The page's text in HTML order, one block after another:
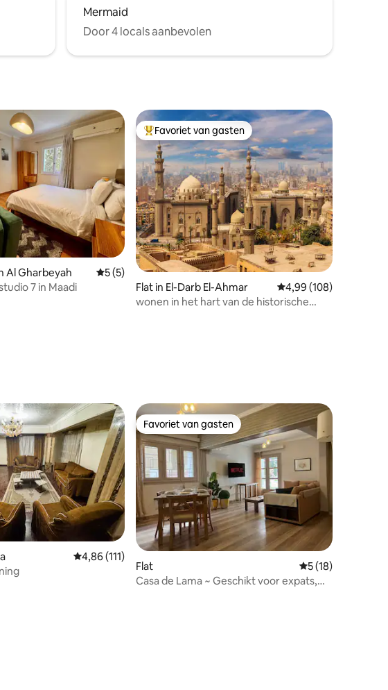
Mermaid
Door 4 locals aanbevolen
op 5, 300 recensies
Al Gharbeyah Gemiddelde beoordeling van 5 op 5, 5 recensies
5 (5)
7 in Maadi
Topfavoriet van gasten
Favoriet van gasten
Flat in El-Darb El-Ahmar Gemiddelde
4,99 (108)
wonen in het hart van de historische
op 5, 43 recensies
Gemiddelde beoordeling van 4,86 op 5, 111 recensies
4,86 (111)
Favoriet van gasten
Favoriet van gasten
Flat Gemiddelde
5 (18)
Casa de Lama ~ Geschikt voor expats,